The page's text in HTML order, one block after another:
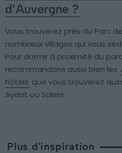
d’Auvergne ?
Vous trouverez près du Parc
nombreux villages qui vous
Pour dormir à proximité du
recommandons aussi bien les
hôtels que vous trouverez
Aydat ou Salers.
Plus d'inspiration